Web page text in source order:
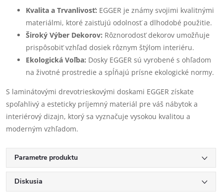
Kvalita a Trvanlivosť: EGGER je známy svojimi kvalitnými
materiálmi, ktoré zaisťujú odolnosť a dlhodobé použitie.
Široký Výber Dekorov: Rôznorodosť dekorov umožňuje
prispôsobiť vzhľad dosiek rôznym štýlom interiéru.
Ekologická Voľba: Dosky EGGER sú vyrobené s ohľadom
na životné prostredie a spĺňajú prísne ekologické normy.
S laminátovými drevotrieskovými doskami EGGER získate
spoľahlivý a esteticky príjemný materiál pre váš nábytok a
interiérový dizajn, ktorý sa vyznačuje vysokou kvalitou a
moderným vzhľadom.
Parametre produktu
Diskusia